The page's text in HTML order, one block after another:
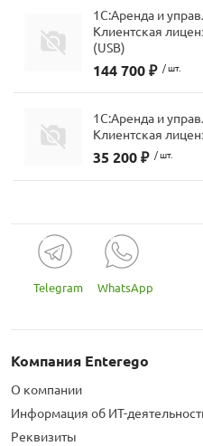
1С:Аренда и
Клиентская
(USB)
144 700 ₽ / шт.
1С:Аренда и
Клиентская
35 200 ₽ / шт.
Telegram WhatsApp
Компания Enterego
О компании
Информация об ИТ-
Реквизиты